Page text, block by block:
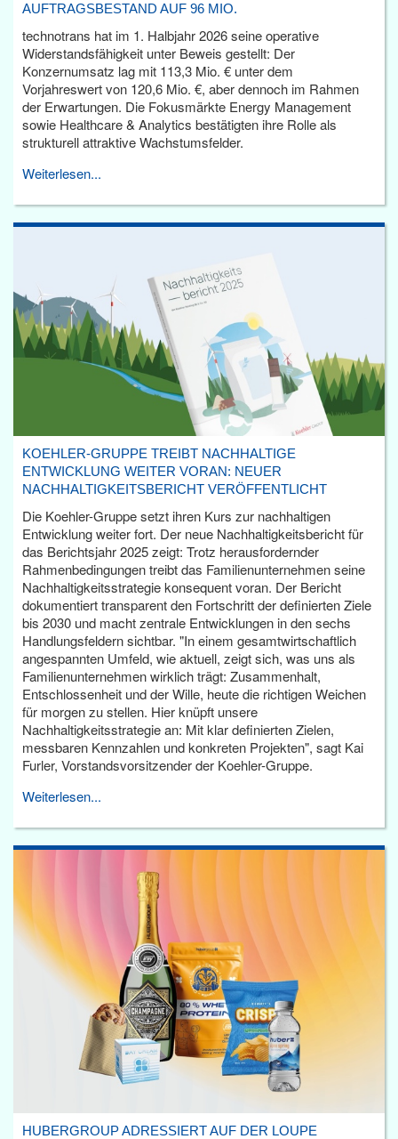
AUFTRAGSBESTAND AUF 96 MIO.
technotrans hat im 1. Halbjahr 2026 seine operative
Widerstandsfähigkeit unter Beweis gestellt: Der
Konzernumsatz lag mit 113,3 Mio. € unter dem
Vorjahreswert von 120,6 Mio. €, aber dennoch im Rahmen
der Erwartungen. Die Fokusmärkte Energy Management
sowie Healthcare & Analytics bestätigten ihre Rolle als
strukturell attraktive Wachstumsfelder.
Weiterlesen...
KOEHLER-GRUPPE TREIBT NACHHALTIGE
ENTWICKLUNG WEITER VORAN: NEUER
NACHHALTIGKEITSBERICHT VERÖFFENTLICHT
Die Koehler-Gruppe setzt ihren Kurs zur nachhaltigen
Entwicklung weiter fort. Der neue Nachhaltigkeitsbericht für
das Berichtsjahr 2025 zeigt: Trotz herausfordernder
Rahmenbedingungen treibt das Familienunternehmen seine
Nachhaltigkeitsstrategie konsequent voran. Der Bericht
dokumentiert transparent den Fortschritt der definierten Ziele
bis 2030 und macht zentrale Entwicklungen in den sechs
Handlungsfeldern sichtbar. "In einem gesamtwirtschaftlich
angespannten Umfeld, wie aktuell, zeigt sich, was uns als
Familienunternehmen wirklich trägt: Zusammenhalt,
Entschlossenheit und der Wille, heute die richtigen Weichen
für morgen zu stellen. Hier knüpft unsere
Nachhaltigkeitsstrategie an: Mit klar definierten Zielen,
messbaren Kennzahlen und konkreten Projekten", sagt Kai
Furler, Vorstandsvorsitzender der Koehler-Gruppe.
Weiterlesen...
HUBERGROUP ADRESSIERT AUF DER LOUPE